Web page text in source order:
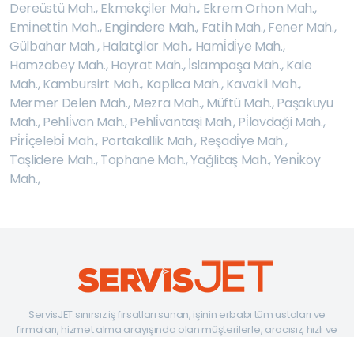
Dereüstü Mah.,Ekmekçi̇ler Mah., Ekrem Orhon Mah.,
Emi̇netti̇n Mah.,Engi̇ndere Mah., Fati̇h Mah.,Fener Mah.,
Gülbahar Mah.,Halatçilar Mah., Hami̇di̇ye Mah.,
Hamzabey Mah.,Hayrat Mah.,İ̇slampaşa Mah.,Kale
Mah.,Kambursirt Mah., Kaplica Mah.,Kavakli Mah.,
Mermer Delen Mah.,Mezra Mah.,Müftü Mah.,Paşakuyu
Mah.,Pehli̇van Mah.,Pehli̇vantaşi Mah.,Pi̇lavdaği Mah.,
Pi̇ri̇çelebi̇ Mah., Portakallik Mah., Reşadi̇ye Mah.,
Taşlidere Mah.,Tophane Mah.,Yağlitaş Mah.,Yeni̇köy
Mah.,
ServisJET sınırsız iş fırsatları sunan, işinin erbabı tüm ustaları ve
firmaları, hizmet alma arayışında olan müşterilerle, aracısız, hızlı ve